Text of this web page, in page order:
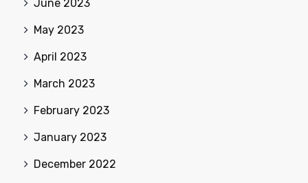
June 2023
May 2023
April 2023
March 2023
February 2023
January 2023
December 2022